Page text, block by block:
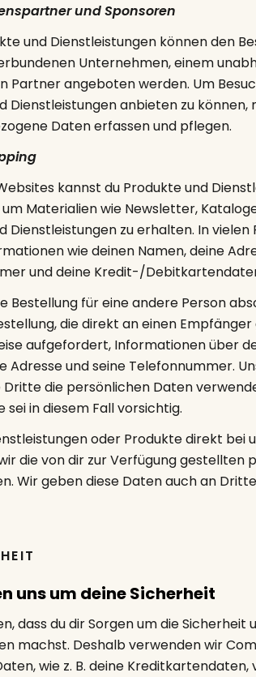
und Sponsoren
und Dienstleistungen können den
Unternehmen, einem
Partner angeboten werden. Um
Dienstleistungen anbieten zu
Daten erfassen und pflegen.
kannst du Produkte und
Materialien wie Newsletter,
Dienstleistungen zu erhalten. In
wie deinen Namen, deine
und deine Kredit-/
Bestellung für eine andere Person
die direkt an einen
aufgefordert, Informationen über
Adresse und seine Telefonnummer.
die persönlichen Daten
sei in diesem Fall vorsichtig.
oder Produkte direkt bei
die von dir zur Verfügung gestellten
Wir geben diese Daten auch an
uns um deine Sicherheit
dass du dir Sorgen um die
machst. Deshalb verwenden wir
wie z. B. deine